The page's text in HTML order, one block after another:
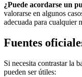
¿Puede acordarse un
valorarse en algunos
adecuada para cualquier
Fuentes
Si necesita contrastar la
pueden ser útiles: